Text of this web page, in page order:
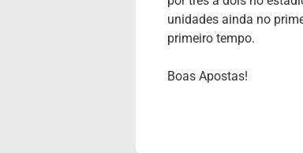
unidades ainda no
primeiro tempo.
Boas Apostas!